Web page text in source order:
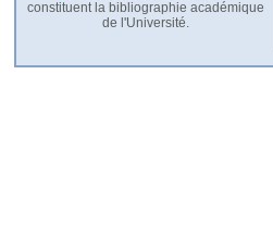
constituent la bibliographie académique
de l'Université.